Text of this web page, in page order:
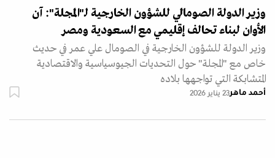
وزير الدولة الصومالي للشؤون الخارجية لـ"المجلة": آن
الأوان لبناء تحالف إقليمي مع السعودية ومصر
وزير الدولة للشؤون الخارجية في الصومال علي عمر في حديث
خاص مع "المجلة" حول التحديات الجيوسياسية والاقتصادية
المتشابكة التي تواجهها بلاده
أحمد ماهر23 يناير 2026